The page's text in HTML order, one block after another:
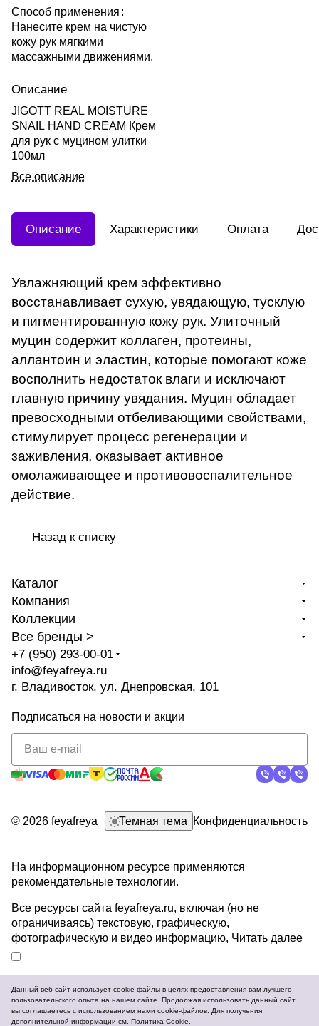
Способ применения :
Нанесите крем на чистую
кожу рук мягкими
массажными движениями.
Описание
JIGOTT REAL MOISTURE
SNAIL HAND CREAM Крем
для рук с муцином улитки
100мл
Все описание
Описание Характеристики Оплата
Увлажняющий крем эффективно
восстанавливает сухую, увядающую, тусклую
и пигментированную кожу рук. Улиточный
муцин содержит коллаген, протеины,
аллантоин и эластин, которые помогают коже
восполнить недостаток влаги и исключают
главную причину увядания. Муцин обладает
превосходными отбеливающими свойствами,
стимулирует процесс регенерации и
заживления, оказывает активное
омолаживающее и противовоспалительное
действие.
Назад к списку
Каталог
Компания
Коллекции
Все бренды >
+7 (950) 293-00-01
info@feyafreya.ru
г. Владивосток, ул. Днепровская, 101
Подписаться на новости и акции
© 2026 feyafreya Темная тема Конфиденциальность
На информационном ресурсе применяются
рекомендательные технологии.
Все ресурсы сайта feyafreya.ru, включая (но не
ограничиваясь) текстовую, графическую,
фотографическую и видео информацию, Читать далее
Разработка и продвижение сайтов
Данный веб-сайт использует cookie-файлы в целях предоставления вам лучшего
пользовательского опыта на нашем сайте. Продолжая использовать данный сайт,
вы соглашаетесь с использованием нами cookie-файлов. Для получения
дополнительной информации см.Политика Cookie